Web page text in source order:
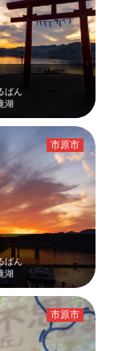
ばん
湖
ばん
湖
市原市
市原市